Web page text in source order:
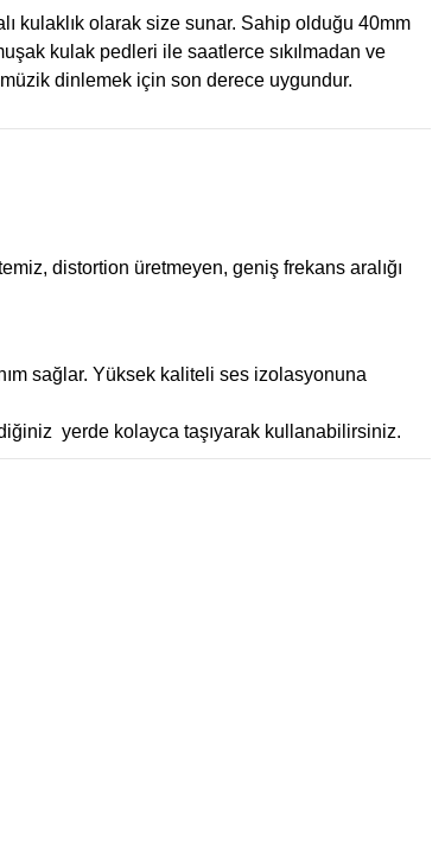
kulaklık olarak size sunar. Sahip olduğu 40mm
kulak pedleri ile saatlerce sıkılmadan ve
dinlemek için son derece uygundur.
distortion üretmeyen, geniş frekans aralığı
sağlar. Yüksek kaliteli ses izolasyonuna
yerde kolayca taşıyarak kullanabilirsiniz.